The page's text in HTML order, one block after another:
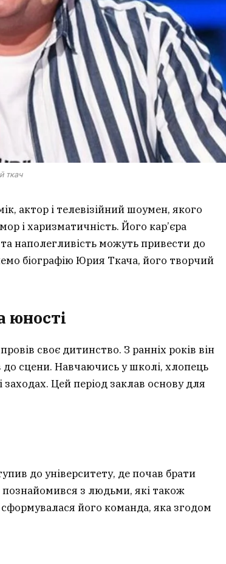
ткач
актор і телевізійний шоумен, якого
і харизматичність. Його кар’єра
наполегливість можуть привести до
біографію Юрия Ткача, його творчий
юності
своє дитинство. З ранніх років він
до сцени. Навчаючись у школі, хлопець
заходах. Цей період заклав основу для
до університету, де почав брати
познайомився з людьми, які також
його команда, яка згодом